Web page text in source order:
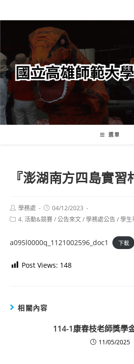
轉
要
內
容
選單
『澎湖南方四島實習
Post
author:
學務處
Post
published:
04/12/2023
Post4. 活動&競賽/公告來文/學務處公告/學生
a095l0000q_1121002596_doc1 下載
Post Views: 148
相關內容
114-1康春枝老師獎學
11/05/2025